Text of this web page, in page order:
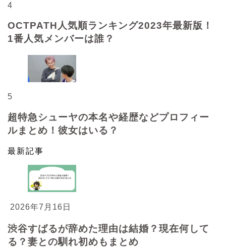
4
OCTPATH人気順ランキング2023年最新版！
1番人気メンバーは誰？
5
超特急シューヤの本名や経歴などプロフィー
ルまとめ！彼女はいる？
最新記事
2026年7月16日
渋谷すばるが辞めた理由は結婚？現在何して
る？妻との馴れ初めもまとめ